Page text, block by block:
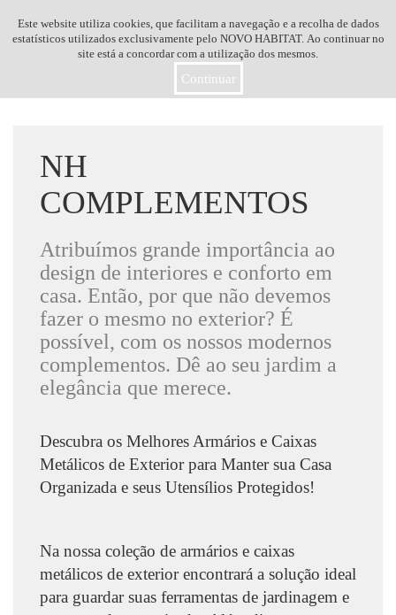
Toggle
navigation
NH
COMPLEMENTOS
Atribuímos grande importância ao
design de interiores e conforto em
casa. Então, por que não devemos
fazer o mesmo no exterior? É
possível, com os nossos modernos
complementos. Dê ao seu jardim a
elegância que merece.
Descubra os Melhores Armários e Caixas
Metálicos de Exterior para Manter sua Casa
Organizada e seus Utensílios Protegidos!
Na nossa coleção de armários e caixas
metálicos de exterior encontrará a solução ideal
para guardar suas ferramentas de jardinagem e
Este website utiliza cookies, que facilitam a navegação e a recolha de dados
estatísticos utilizados exclusivamente pelo NOVO HABITAT. Ao continuar no
site está a concordar com a utilização dos mesmos.
Continuar